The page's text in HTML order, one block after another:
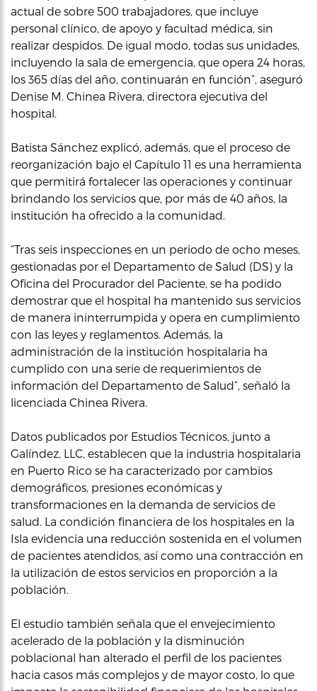
actual de sobre 500 trabajadores, que incluye
personal clínico, de apoyo y facultad médica, sin
realizar despidos. De igual modo, todas sus unidades,
incluyendo la sala de emergencia, que opera 24 horas,
los 365 días del año, continuarán en función”, aseguró
Denise M. Chinea Rivera, directora ejecutiva del
hospital.
Batista Sánchez explicó, además, que el proceso de
reorganización bajo el Capítulo 11 es una herramienta
que permitirá fortalecer las operaciones y continuar
brindando los servicios que, por más de 40 años, la
institución ha ofrecido a la comunidad.
“Tras seis inspecciones en un periodo de ocho meses,
gestionadas por el Departamento de Salud (DS) y la
Oficina del Procurador del Paciente, se ha podido
demostrar que el hospital ha mantenido sus servicios
de manera ininterrumpida y opera en cumplimiento
con las leyes y reglamentos. Además, la
administración de la institución hospitalaria ha
cumplido con una serie de requerimientos de
información del Departamento de Salud”, señaló la
licenciada Chinea Rivera.
Datos publicados por Estudios Técnicos, junto a
Galíndez, LLC, establecen que la industria hospitalaria
en Puerto Rico se ha caracterizado por cambios
demográficos, presiones económicas y
transformaciones en la demanda de servicios de
salud. La condición financiera de los hospitales en la
Isla evidencia una reducción sostenida en el volumen
de pacientes atendidos, así como una contracción en
la utilización de estos servicios en proporción a la
población.
El estudio también señala que el envejecimiento
acelerado de la población y la disminución
poblacional han alterado el perfil de los pacientes
hacia casos más complejos y de mayor costo, lo que